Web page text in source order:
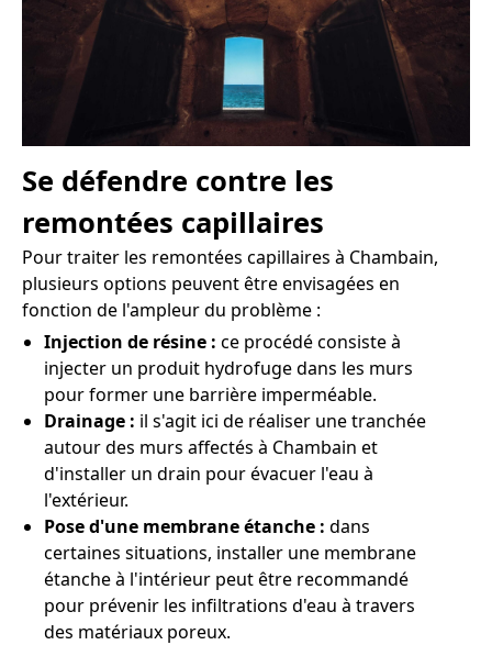
Se défendre contre les
remontées capillaires
Pour traiter les remontées capillaires à Chambain,
plusieurs options peuvent être envisagées en
fonction de l'ampleur du problème :
Injection de résine : ce procédé consiste à
injecter un produit hydrofuge dans les murs
pour former une barrière imperméable.
Drainage : il s'agit ici de réaliser une tranchée
autour des murs affectés à Chambain et
d'installer un drain pour évacuer l'eau à
l'extérieur.
Pose d'une membrane étanche : dans
certaines situations, installer une membrane
étanche à l'intérieur peut être recommandé
pour prévenir les infiltrations d'eau à travers
des matériaux poreux.